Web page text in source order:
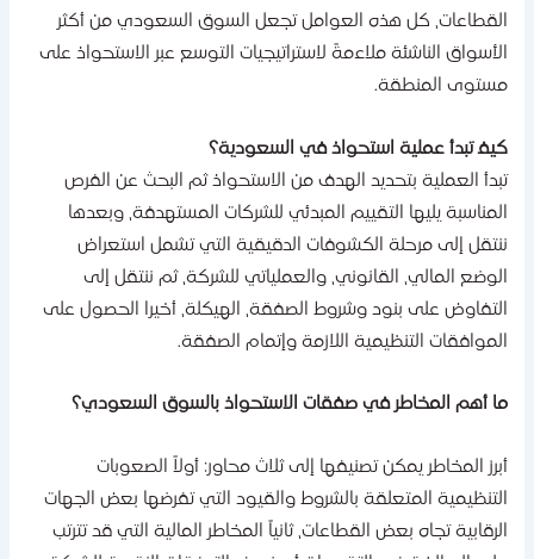
كل هذه العوامل تجعل السوق السعودي من أكثر
الناشئة ملاءمةً لاستراتيجيات التوسع عبر الاستحواذ على
المنطقة.
تبدأ عملية استحواذ في السعودية؟
العملية بتحديد الهدف من الاستحواذ ثم البحث عن الفرص
يليها التقييم المبدئي للشركات المستهدفة، وبعدها
إلى مرحلة الكشوفات الدقيقية التي تشمل استعراض
المالي، القانوني، والعملياتي للشركة، ثم ننتقل إلى
على بنود وشروط الصفقة، الهيكلة، أخيرا الحصول على
التنظيمية اللازمة وإتمام الصفقة.
أهم المخاطر في صفقات الاستحواذ بالسوق السعودي؟
المخاطر يمكن تصنيفها إلى ثلاث محاور: أولاً الصعوبات
المتعلقة بالشروط والقيود التي تفرضها بعض الجهات
تجاه بعض القطاعات، ثانياً المخاطر المالية التي قد تترتب